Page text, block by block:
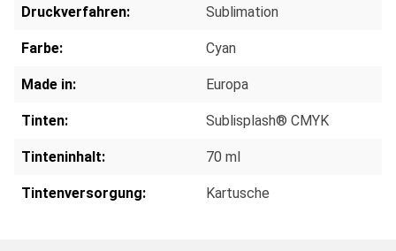
Druckverfahren: Sublimation
Farbe: Cyan
Made in: Europa
Tinten: Sublisplash® CMYK
Tinteninhalt: 70 ml
Tintenversorgung: Kartusche